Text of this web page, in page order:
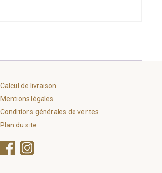
Calcul de livraison
Mentions légales
Conditions générales de ventes
Plan du site